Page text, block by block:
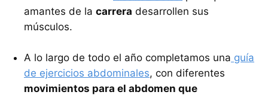
amantes de la carrera desarrollen sus
músculos.
A lo largo de todo el año completamos una guía
de ejercicios abdominales, con diferentes
movimientos para el abdomen que